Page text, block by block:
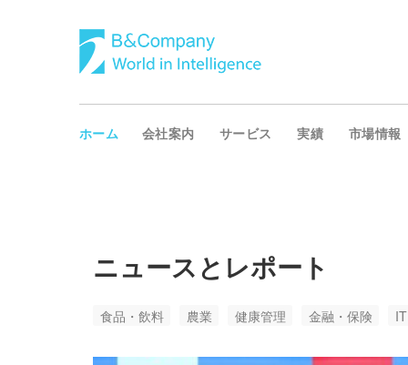
ホーム 会社案内 サービス 実績 市場情報
ニュースとレポート
食品・飲料 農業 健康管理 金融・保険